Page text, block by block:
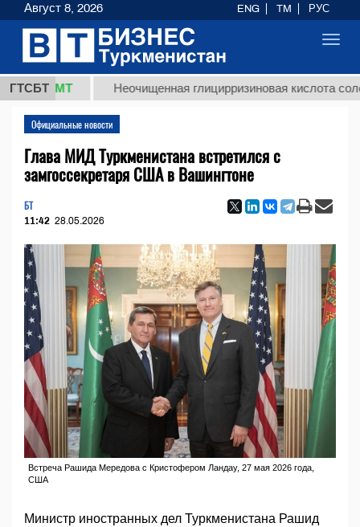
ГТСБТ
ТМТ Неочищенная глицирризиновая кислота
Официальные новости
Глава МИД Туркменистана встретился с
замгоссекретаря США в Вашингтоне
БТ
11:42 28.05.2026
Встреча Рашида Мередова с Кристофером Ландау, 27 мая 2026 года,
США
Министр иностранных дел Туркменистана Рашид
Август 8, 2026 ENG TM РУС